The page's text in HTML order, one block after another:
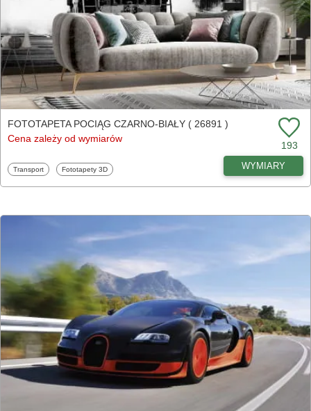
FOTOTAPETA POCIĄG CZARNO-BIAŁY ( 26891 )
Cena zależy od wymiarów
193
Fototapety
Transport Fototapety
Fototapety 3D WYMIARY